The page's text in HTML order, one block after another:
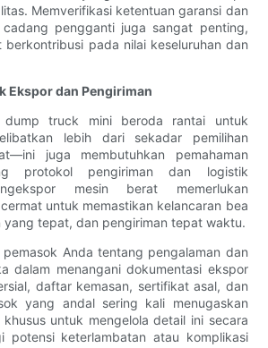
Memverifikasi ketentuan garansi dan
pengganti juga sangat penting,
berkontribusi pada nilai keseluruhan dan
Ekspor dan Pengiriman
dump truck mini beroda rantai untuk
lebih dari sekadar pemilihan
juga membutuhkan pemahaman
protokol pengiriman dan logistik
mesin berat memerlukan
untuk memastikan kelancaran bea
yang tepat, dan pengiriman tepat waktu.
Anda tentang pengalaman dan
dalam menangani dokumentasi ekspor
daftar kemasan, sertifikat asal, dan
yang andal sering kali menugaskan
untuk mengelola detail ini secara
potensi keterlambatan atau komplikasi